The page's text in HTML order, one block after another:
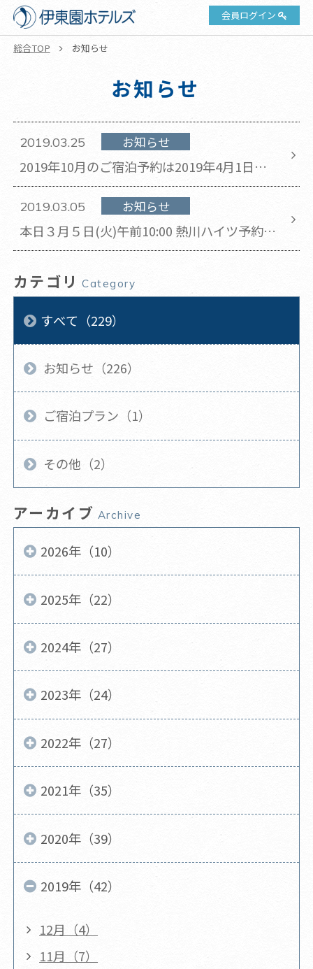
会員ログイン
総合TOP お知らせ
お知らせ
2019.03.25 お知らせ
2019年10月のご宿泊予約は2019年4月1日午
前10時より開始いたします。
2019.03.05 お知らせ
本日３月５日(火)午前10:00 熱川ハイツ予約受
付開始いたします。
カテゴリ Category
すべて（229）
お知らせ（226）
ご宿泊プラン（1）
その他（2）
アーカイブ Archive
2026年（10）
2025年（22）
2024年（27）
2023年（24）
2022年（27）
2021年（35）
2020年（39）
2019年（42）
12月（4）
11月（7）